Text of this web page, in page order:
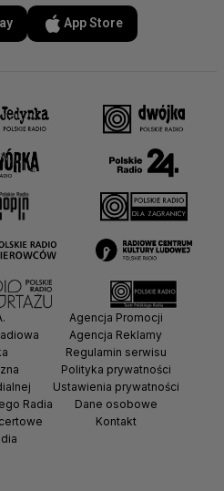
App Store
Radia
Agencja Promocji
Agencja Reklamy
Regulamin serwisu
Polityka prywatności
Ustawienia prywatności
Dane osobowe
Kontakt